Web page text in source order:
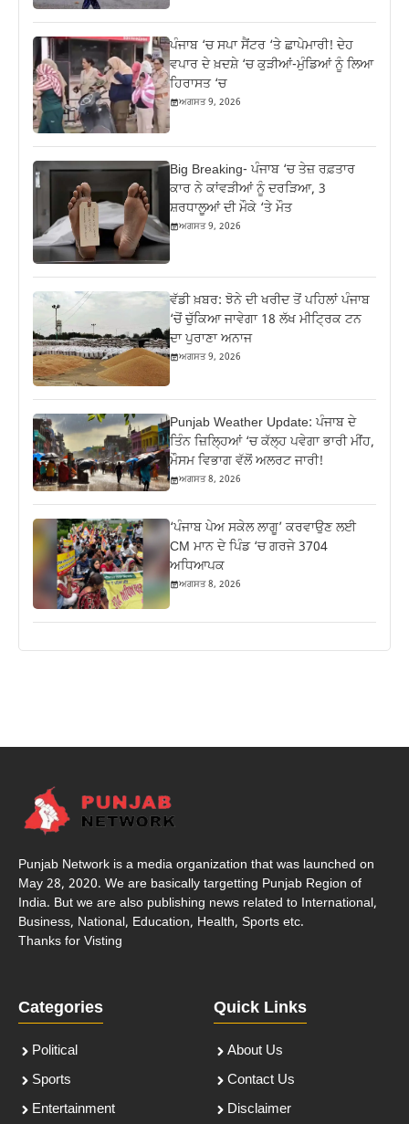
ਪੰਜਾਬ ‘ਚ ਸਪਾ ਸੈਂਟਰ ‘ਤੇ ਛਾਪੇਮਾਰੀ! ਦੇਹ
ਵਪਾਰ ਦੇ ਖ਼ਦਸ਼ੇ ‘ਚ ਕੁੜੀਆਂ-ਮੁੰਡਿਆਂ ਨੂੰ ਲਿਆ
ਹਿਰਾਸਤ ‘ਚ
ਅਗਸਤ 9, 2026
Big Breaking- ਪੰਜਾਬ ‘ਚ ਤੇਜ਼ ਰਫ਼ਤਾਰ
ਕਾਰ ਨੇ ਕਾਂਵੜੀਆਂ ਨੂੰ ਦਰੜਿਆ, 3
ਸ਼ਰਧਾਲੂਆਂ ਦੀ ਮੌਕੇ ‘ਤੇ ਮੌਤ
ਅਗਸਤ 9, 2026
ਵੱਡੀ ਖ਼ਬਰ: ਝੋਨੇ ਦੀ ਖਰੀਦ ਤੋਂ ਪਹਿਲਾਂ ਪੰਜਾਬ
‘ਚੋਂ ਚੁੱਕਿਆ ਜਾਵੇਗਾ 18 ਲੱਖ ਮੀਟ੍ਰਿਕ ਟਨ
ਦਾ ਪੁਰਾਣਾ ਅਨਾਜ
ਅਗਸਤ 9, 2026
Punjab Weather Update: ਪੰਜਾਬ ਦੇ
ਤਿੰਨ ਜ਼‍ਿਲ੍ਹਿਆਂ ‘ਚ ਕੱਲ੍ਹ ਪਵੇਗਾ ਭਾਰੀ ਮੀਂਹ,
ਮੌਸਮ ਵਿਭਾਗ ਵੱਲੋਂ ਅਲਰਟ ਜਾਰੀ!
ਅਗਸਤ 8, 2026
‘ਪੰਜਾਬ ਪੇਅ ਸਕੇਲ ਲਾਗੂ’ ਕਰਵਾਉਣ ਲਈ
CM ਮਾਨ ਦੇ ਪਿੰਡ ‘ਚ ਗਰਜੇ 3704
ਅਧਿਆਪਕ
ਅਗਸਤ 8, 2026
Punjab Network is a media organization that was launched on
May 28, 2020. We are basically targetting Punjab Region of
India. But we are also publishing news related to International,
Business, National, Education, Health, Sports etc.
Thanks for Visting
Categories
Political
Sports
Entertainment
Quick Links
About Us
Contact Us
Disclaimer